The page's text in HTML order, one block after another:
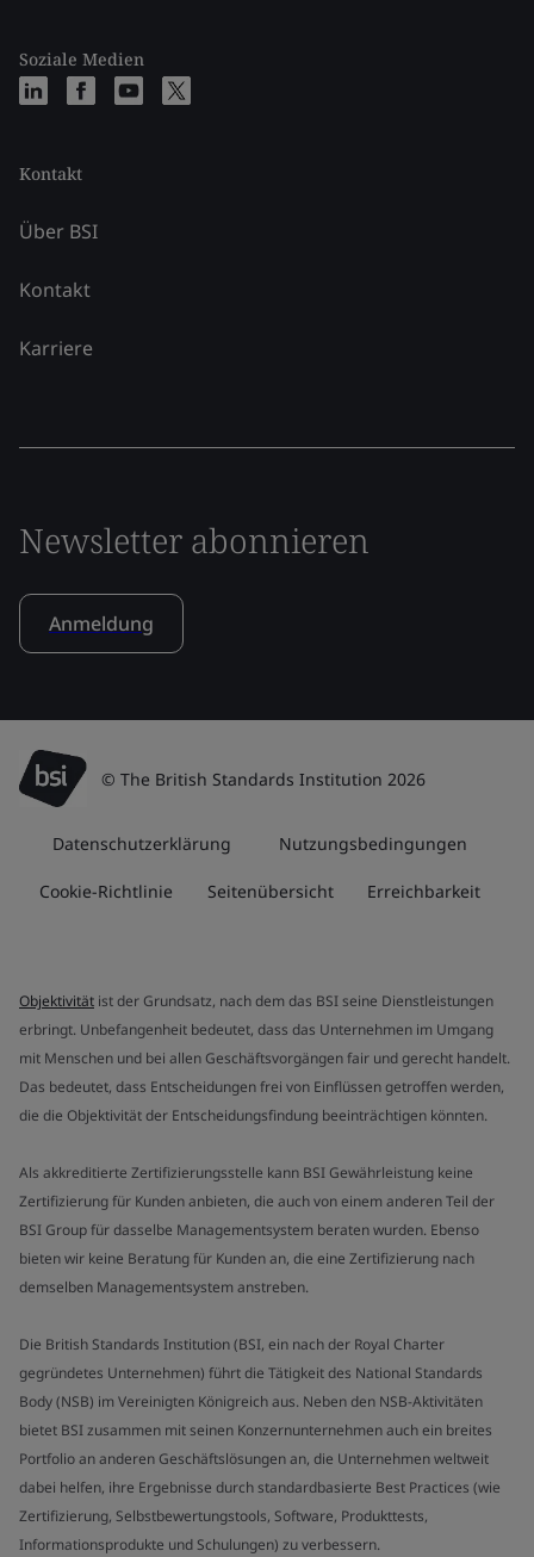
Soziale Medien
Kontakt
Über BSI
Kontakt
Karriere
Newsletter abonnieren
Anmeldung
© The British Standards Institution 2026
Datenschutzerklärung Nutzungsbedingungen
Cookie-Richtlinie Seitenübersicht Erreichbarkeit
Objektivität ist der Grundsatz, nach dem das BSI seine Dienstleistungen
erbringt. Unbefangenheit bedeutet, dass das Unternehmen im Umgang
mit Menschen und bei allen Geschäftsvorgängen fair und gerecht handelt.
Das bedeutet, dass Entscheidungen frei von Einflüssen getroffen werden,
die die Objektivität der Entscheidungsfindung beeinträchtigen könnten.
Als akkreditierte Zertifizierungsstelle kann BSI Gewährleistung keine
Zertifizierung für Kunden anbieten, die auch von einem anderen Teil der
BSI Group für dasselbe Managementsystem beraten wurden. Ebenso
bieten wir keine Beratung für Kunden an, die eine Zertifizierung nach
demselben Managementsystem anstreben.
Die British Standards Institution (BSI, ein nach der Royal Charter
gegründetes Unternehmen) führt die Tätigkeit des National Standards
Body (NSB) im Vereinigten Königreich aus. Neben den NSB-Aktivitäten
bietet BSI zusammen mit seinen Konzernunternehmen auch ein breites
Portfolio an anderen Geschäftslösungen an, die Unternehmen weltweit
dabei helfen, ihre Ergebnisse durch standardbasierte Best Practices (wie
Zertifizierung, Selbstbewertungstools, Software, Produkttests,
Informationsprodukte und Schulungen) zu verbessern.